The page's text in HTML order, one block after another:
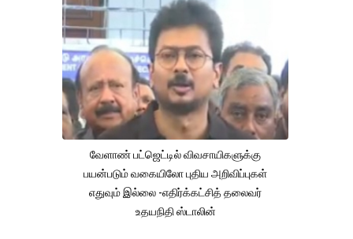
வேளாண் பட்ஜெட்டில் விவசாயிகளுக்கு
பயன்படும் வகையிலோ புதிய அறிவிப்புகள்
எதுவும் இல்லை -எதிர்க்கட்சித் தலைவர்
உதயநிதி ஸ்டாலின்